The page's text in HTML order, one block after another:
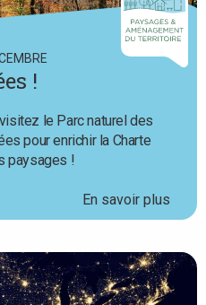
!
le Parc naturel des
pour enrichir la Charte
paysages !
En savoir plus